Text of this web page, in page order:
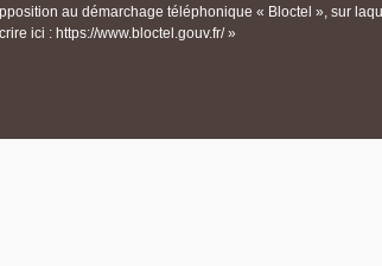
au démarchage téléphonique « Bloctel », sur
ici : https://www.bloctel.gouv.fr/ »